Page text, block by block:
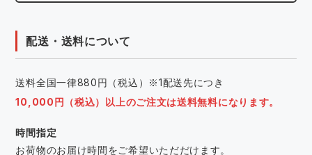
配送・送料について
送料全国一律880円（税込）※1配送先につき
10,000円（税込）以上のご注文は送料無料になります。
時間指定
お荷物のお届け時間をご希望いただだけます。